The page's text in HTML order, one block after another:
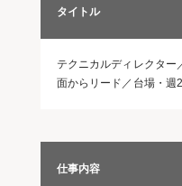
タイトル
テクニカルディレクター
面からリード／台場・週
仕事内容